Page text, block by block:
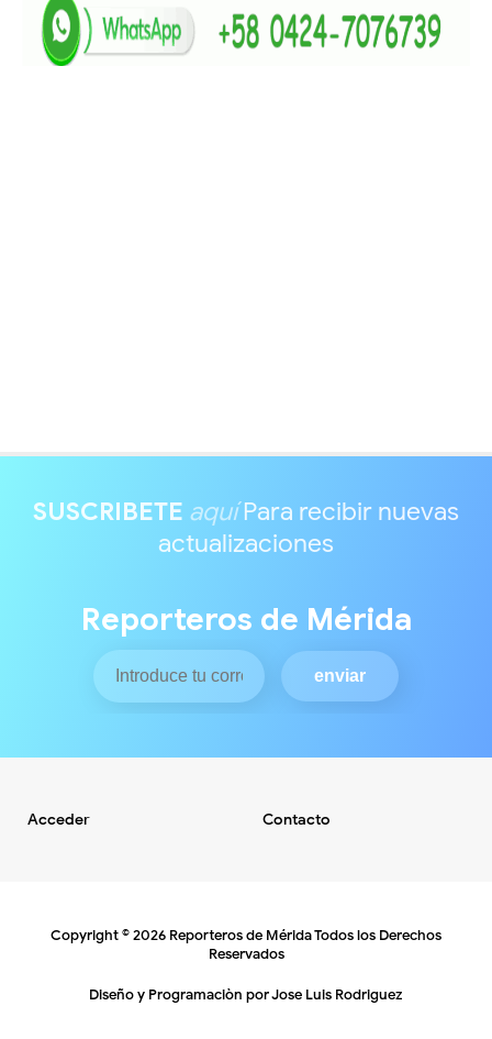
SUSCRIBETE aquíPara recibir nuevas
actualizaciones
Reporteros de Mérida
Acceder Contacto
Copyright ©2026 Reporteros de MéridaTodos los Derechos
Reservados
Diseño y Programaciòn porJose Luis Rodriguez